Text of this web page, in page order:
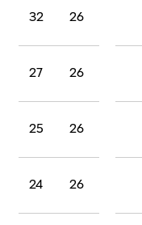
26
32
26
27
26
25
26
24